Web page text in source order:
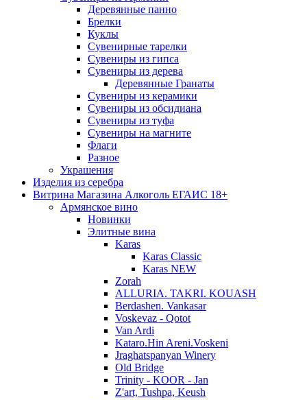
Деревянные панно
Брелки
Куклы
Сувенирные тарелки
Сувениры из гипса
Сувениры из дерева
Деревянные Гранаты
Сувениры из керамики
Сувениры из обсидиана
Сувениры из туфа
Сувениры на магните
Флаги
Разное
Украшения
Изделия из серебра
Витрина Магазина Алкоголь ЕГАИС 18+
Армянское вино
Новинки
Элитные вина
Karas
Karas Classic
Karas NEW
Zorah
ALLURIA. TAKRI. KOUASH
Berdashen. Vankasar
Voskevaz - Qotot
Van Ardi
Kataro.Hin Areni.Voskeni
Jraghatspanyan Winery
Old Bridge
Trinity - KOOR - Jan
Z'art, Tushpa, Keush